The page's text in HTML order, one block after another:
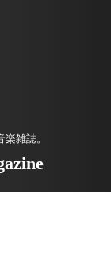
雑誌。